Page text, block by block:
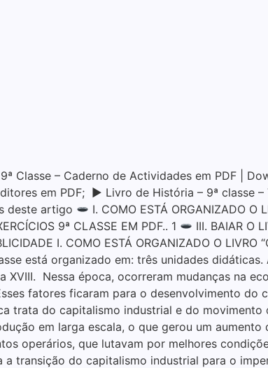
9ª Classe – Caderno de Actividades em PDF |
em PDF; ▶ Livro de História – 9ª classe
deste artigo
I. COMO ESTÁ ORGANIZADO O
9ª CLASSE EM PDF.. 1
III. BAIAR O
I. COMO ESTÁ ORGANIZADO O LIVRO
está organizado em: três unidades didáticas.
Nessa época, ocorreram mudanças na
fatores ficaram para o desenvolvimento do
trata do capitalismo industrial e do movimento
em larga escala, o que gerou um aumento
operários, que lutavam por melhores
transição do capitalismo industrial para o